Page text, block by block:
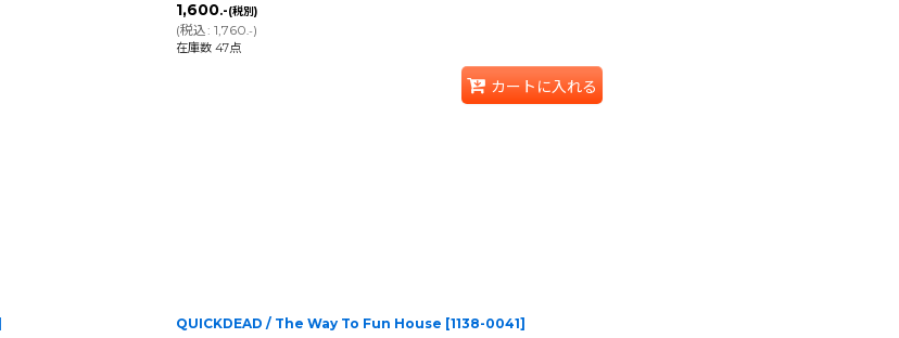
1,600.-(税別)
(税込: 1,760.-)
在庫数 47点
カートに入れる
QUICKDEAD / The Way To Fun House [1138-0041]